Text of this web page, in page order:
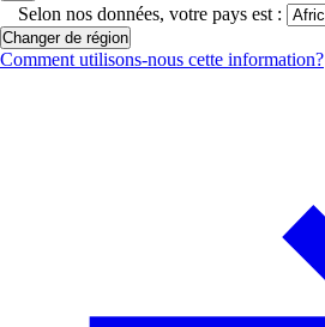
Selon nos données, votre pays est :
Changer de région
Comment utilisons-nous cette information?